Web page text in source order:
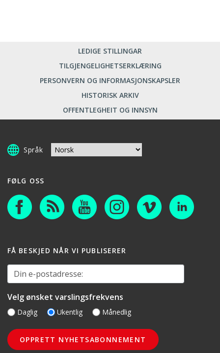
LEDIGE STILLINGAR
TILGJENGELIGHETSERKLÆRING
PERSONVERN OG INFORMASJONSKAPSLER
HISTORISK ARKIV
OFFENTLEGHEIT OG INNSYN
Språk
FØLG OSS
FÅ BESKJED NÅR VI PUBLISERER
Din e-postadresse:
Velg ønsket varslingsfrekvens
Daglig Ukentlig Månedlig